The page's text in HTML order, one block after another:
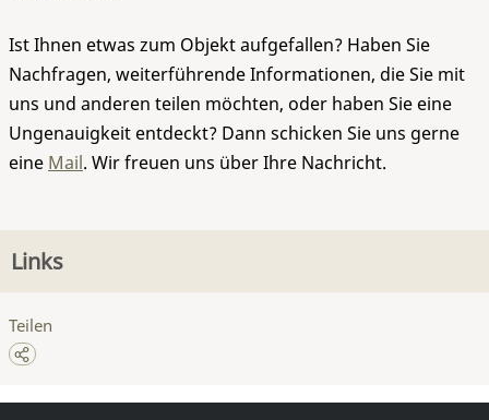
Ist Ihnen etwas zum Objekt aufgefallen? Haben Sie
Nachfragen, weiterführende Informationen, die Sie mit
uns und anderen teilen möchten, oder haben Sie eine
Ungenauigkeit entdeckt? Dann schicken Sie uns gerne
eine Mail. Wir freuen uns über Ihre Nachricht.
Links
Teilen